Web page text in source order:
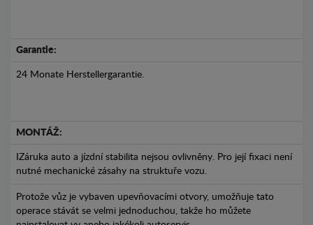
Garantie:
24 Monate Herstellergarantie.
MONTÁŽ:
IZáruka auto a jízdní stabilita nejsou ovlivněny. Pro její fixaci není
nutné mechanické zásahy na struktuře vozu.
Protože vůz je vybaven upevňovacími otvory, umožňuje tato
operace stávát se velmi jednoduchou, takže ho můžete